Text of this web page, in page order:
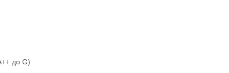
до G)